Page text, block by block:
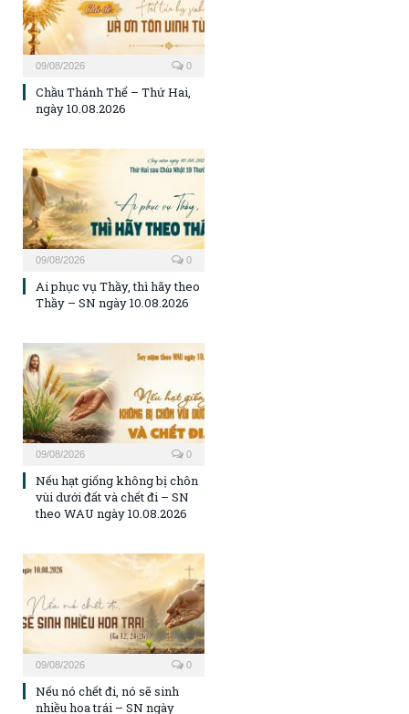
09/08/2026 0
Chầu Thánh Thể – Thứ Hai,
ngày 10.08.2026
09/08/2026 0
Ai phục vụ Thầy, thì hãy theo
Thầy – SN ngày 10.08.2026
09/08/2026 0
Nếu hạt giống không bị chôn
vùi dưới đất và chết đi – SN
theo WAU ngày 10.08.2026
09/08/2026 0
Nếu nó chết đi, nó sẽ sinh
nhiều hoa trái – SN ngày